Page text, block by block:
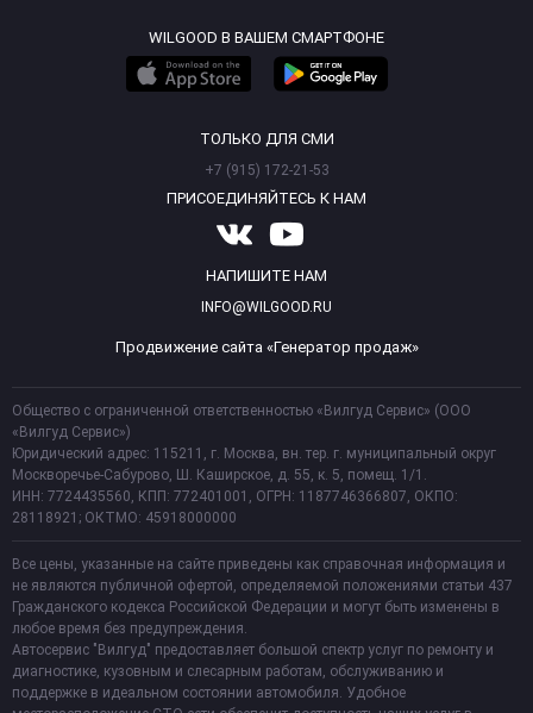
WILGOOD В ВАШЕМ СМАРТФОНЕ
ТОЛЬКО ДЛЯ СМИ
+7 (915) 172-21-53
ПРИСОЕДИНЯЙТЕСЬ К НАМ
НАПИШИТЕ НАМ
INFO@WILGOOD.RU
Продвижение сайта «Генератор продаж»
Общество с ограниченной ответственностью «Вилгуд Сервис» (ООО
«Вилгуд Сервис»)
Юридический адрес: 115211, г. Москва, вн. тер. г. муниципальный округ
Москворечье-Сабурово, Ш. Каширское, д. 55, к. 5, помещ. 1/1.
ИНН: 7724435560, КПП: 772401001, ОГРН: 1187746366807, ОКПО:
28118921; ОКТМО: 45918000000
Все цены, указанные на сайте приведены как справочная информация и
не являются публичной офертой, определяемой положениями статьи 437
Гражданского кодекса Российской Федерации и могут быть изменены в
любое время без предупреждения.
Автосервис "Вилгуд" предоставляет большой спектр услуг по ремонту и
диагностике, кузовным и слесарным работам, обслуживанию и
поддержке в идеальном состоянии автомобиля. Удобное